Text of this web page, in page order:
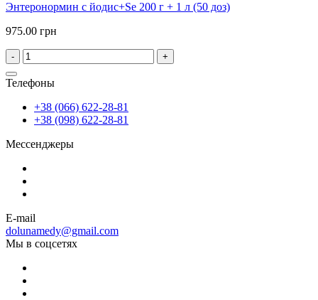
Энтеронормин с йодис+Se 200 г + 1 л (50 доз)
975.00 грн
- +
Телефоны
+38 (066) 622-28-81
+38 (098) 622-28-81
Мессенджеры
E-mail
dolunamedy@gmail.com
Мы в соцсетях